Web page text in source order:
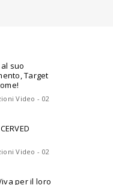
suo
Target
Video - 02
Video - 02
per il loro